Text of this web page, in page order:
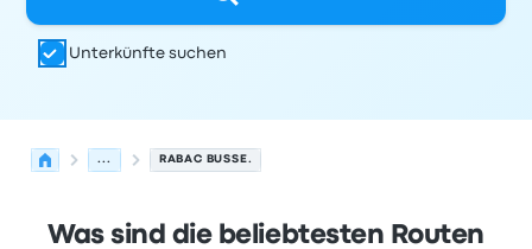
Unterkünfte suchen
... RABAC BUSSE.
Was sind die beliebtesten Routen